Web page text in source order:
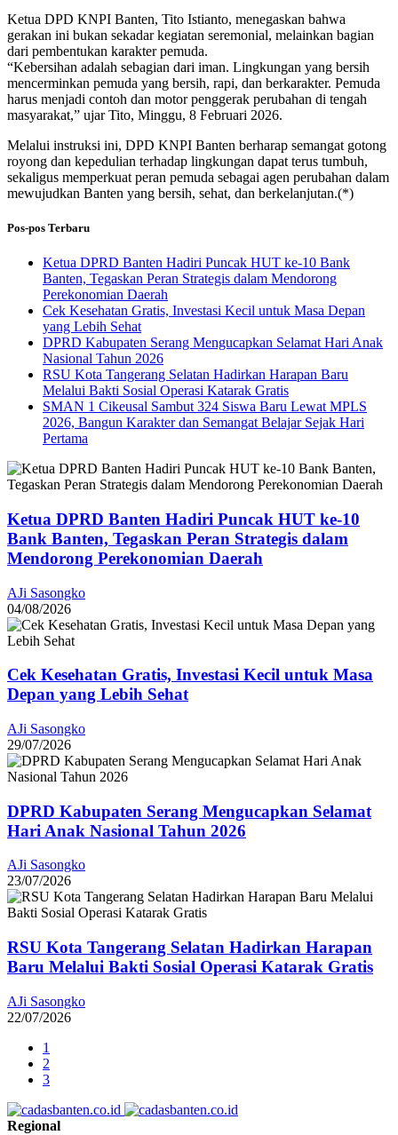
Ketua DPD KNPI Banten, Tito Istianto, menegaskan bahwa
gerakan ini bukan sekadar kegiatan seremonial, melainkan bagian
dari pembentukan karakter pemuda.
“Kebersihan adalah sebagian dari iman. Lingkungan yang bersih
mencerminkan pemuda yang bersih, rapi, dan berkarakter. Pemuda
harus menjadi contoh dan motor penggerak perubahan di tengah
masyarakat,” ujar Tito, Minggu, 8 Februari 2026.
Melalui instruksi ini, DPD KNPI Banten berharap semangat gotong
royong dan kepedulian terhadap lingkungan dapat terus tumbuh,
sekaligus memperkuat peran pemuda sebagai agen perubahan dalam
mewujudkan Banten yang bersih, sehat, dan berkelanjutan.(*)
Pos-pos Terbaru
Ketua DPRD Banten Hadiri Puncak HUT ke-10 Bank
Banten, Tegaskan Peran Strategis dalam Mendorong
Perekonomian Daerah
Cek Kesehatan Gratis, Investasi Kecil untuk Masa Depan
yang Lebih Sehat
DPRD Kabupaten Serang Mengucapkan Selamat Hari Anak
Nasional Tahun 2026
RSU Kota Tangerang Selatan Hadirkan Harapan Baru
Melalui Bakti Sosial Operasi Katarak Gratis
SMAN 1 Cikeusal Sambut 324 Siswa Baru Lewat MPLS
2026, Bangun Karakter dan Semangat Belajar Sejak Hari
Pertama
Ketua DPRD Banten Hadiri Puncak HUT ke-10
Bank Banten, Tegaskan Peran Strategis dalam
Mendorong Perekonomian Daerah
AJi Sasongko
04/08/2026
Cek Kesehatan Gratis, Investasi Kecil untuk Masa
Depan yang Lebih Sehat
AJi Sasongko
29/07/2026
DPRD Kabupaten Serang Mengucapkan Selamat
Hari Anak Nasional Tahun 2026
AJi Sasongko
23/07/2026
RSU Kota Tangerang Selatan Hadirkan Harapan
Baru Melalui Bakti Sosial Operasi Katarak Gratis
AJi Sasongko
22/07/2026
1
2
3
Regional